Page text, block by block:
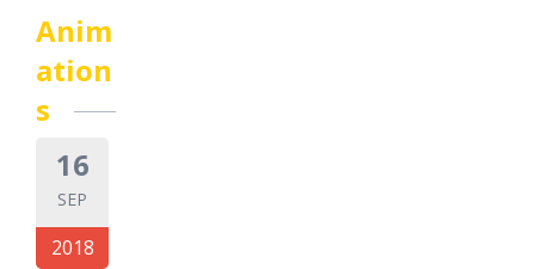
Anim
ation
s
16
SEP
2018